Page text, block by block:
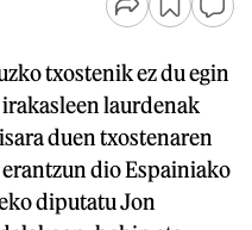
txostenik ez du egin
laurdenak
duen txostenaren
dio Espainiako
diputatu Jon